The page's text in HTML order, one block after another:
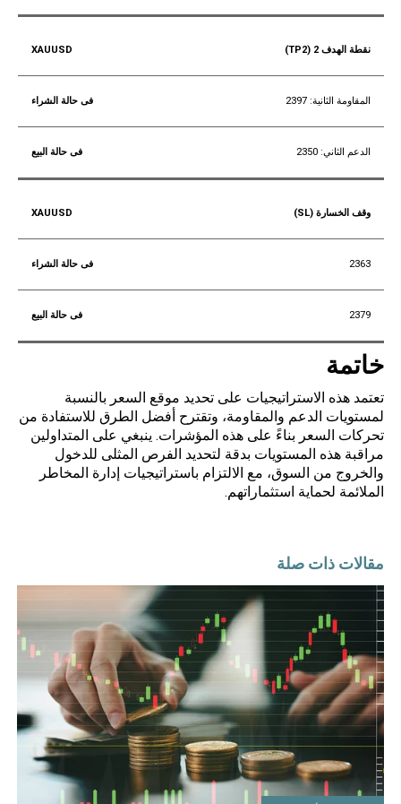
نقطة الهدف 2 (TP2)
المقاومة الثانية: 2397
الدعم الثاني: 2350
وقف الخسارة (SL)
2363
2379
خاتمة
تعتمد هذه الاستراتيجيات على تحديد موقع السعر بالنسبة
لمستويات الدعم والمقاومة، وتقترح أفضل الطرق للاستفادة من
تحركات السعر بناءً على هذه المؤشرات. ينبغي على المتداولين
مراقبة هذه المستويات بدقة لتحديد الفرص المثلى للدخول
والخروج من السوق، مع الالتزام باستراتيجيات إدارة المخاطر
الملائمة لحماية استثماراتهم.
مقالات ذات صلة